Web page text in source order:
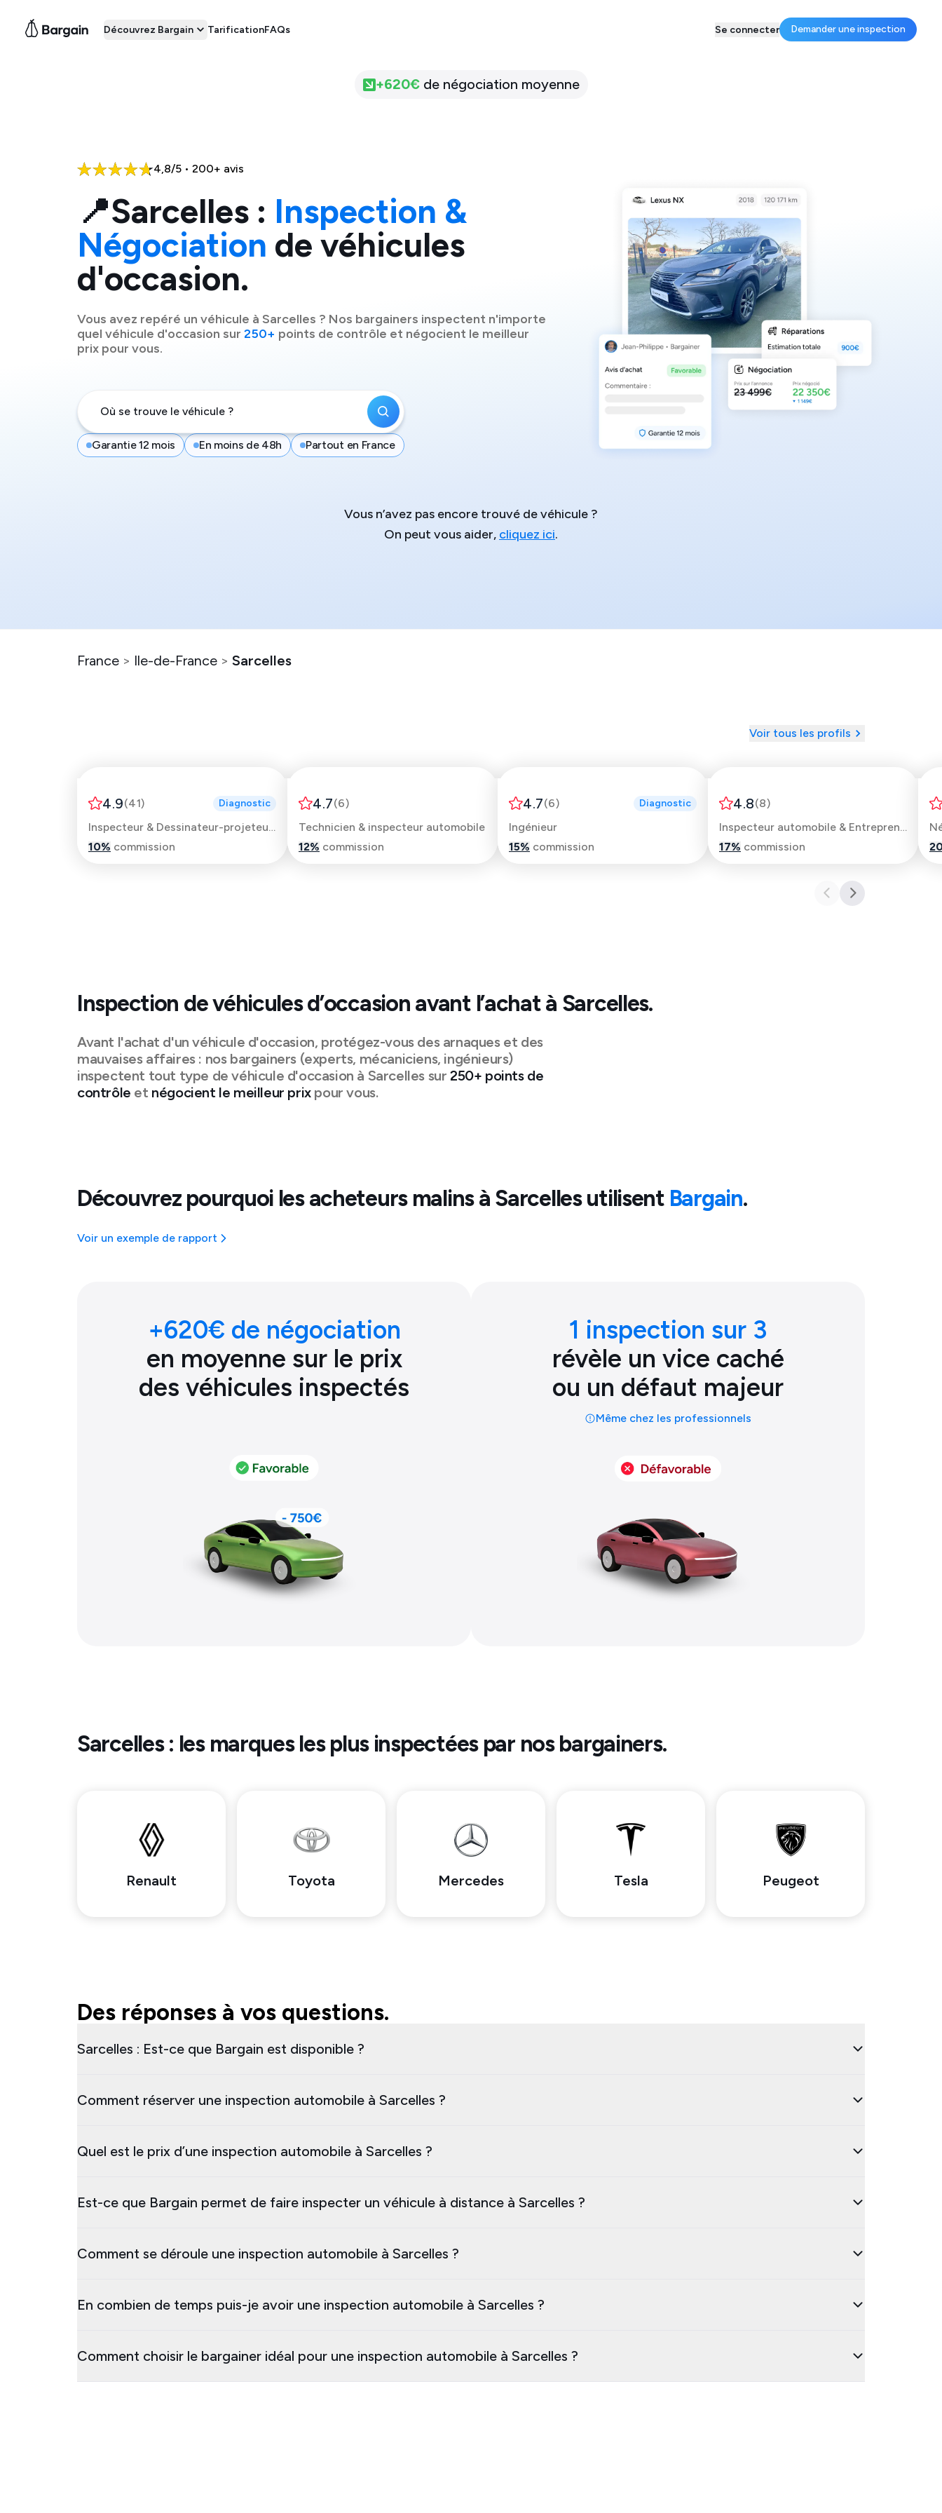
Découvrez Bargain TarificationFAQs Se connecter Demander une inspection
+620€ de négociation moyenne
4,8/5 • 200+ avis
📍Sarcelles : Inspection &
Négociation de véhicules
d'occasion.
Vous avez repéré un véhicule à Sarcelles ? Nos bargainers inspectent n'importe
quel véhicule d'occasion sur 250+ points de contrôle et négocient le meilleur
prix pour vous.
Garantie 12 mois En moins de 48h Partout en France
Vous n’avez pas encore trouvé de véhicule ?
On peut vous aider, cliquez ici.
France > Ile-de-France > Sarcelles
Voir tous les profils
4.9(41) Diagnostic
Inspecteur & Dessinateur-projeteur automobile
10% commission
4.7(6)
Technicien & inspecteur automobile
12% commission
4.7(6) Diagnostic
Ingénieur
15% commission
4.8(8)
Inspecteur automobile & Entrepreneur
17% commission
Inspection de véhicules d’occasion avant l’achat à Sarcelles.
Avant l'achat d'un véhicule d'occasion, protégez-vous des arnaques et des
mauvaises affaires : nos bargainers (experts, mécaniciens, ingénieurs)
inspectent tout type de véhicule d'occasion à Sarcelles sur 250+ points de
contrôle et négocient le meilleur prixpour vous.
Découvrez pourquoi les acheteurs malins à Sarcellesutilisent Bargain.
Voir un exemple de rapport
+620€ de négociation
en moyenne sur le prix
des véhicules inspectés
1 inspection sur 3
révèle un vice caché
ou un défaut majeur
Même chez les professionnels
Sarcelles: les marques les plus inspectées par nos bargainers.
Renault Toyota Mercedes Tesla Peugeot
Des réponses à vos questions.
Sarcelles : Est-ce que Bargain est disponible ?
Comment réserver une inspection automobile à Sarcelles ?
Quel est le prix d’une inspection automobile à Sarcelles ?
Est-ce que Bargain permet de faire inspecter un véhicule à distance à Sarcelles ?
Comment se déroule une inspection automobile à Sarcelles ?
En combien de temps puis-je avoir une inspection automobile à Sarcelles ?
Comment choisir le bargainer idéal pour une inspection automobile à Sarcelles ?